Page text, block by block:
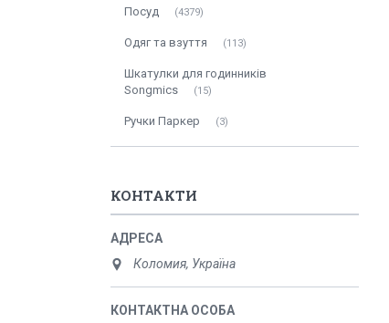
Посуд 4379
Одяг та взуття 113
Шкатулки для годинників
Songmics
15
Ручки Паркер 3
КОНТАКТИ
Коломия, Україна